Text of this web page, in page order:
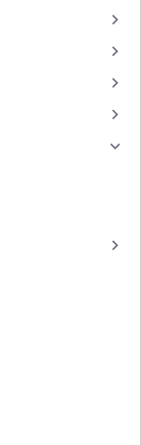
keyboard_arrow_right
keyboard_arrow_right
keyboard_arrow_right
keyboard_arrow_right
keyboard_arrow_right
keyboard_arrow_right